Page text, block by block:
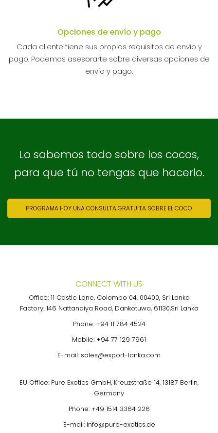
Opciones de envío y pago
Cada cliente tiene sus propios requisitos de envío y
pago. Podemos asesorarte sobre diversas opciones de
envío y pago.
Lo sabemos todo sobre los cocos,
para que tú no tengas que hacerlo.
PROGRAMA HOY UNA CONSULTA GRATUITA SOBRE EL COCO
CONNECT WITH US
Office: 11 Castle Lane, Colombo 04, 00400, Sri Lanka
Factory: 146 Nattandiya Road, Dankotuwa, 61130,Sri Lanka
Phone: +94 11 784 4524
Mobile: +94 77 129 7961
E-mail: sales@export-lanka.com
EU Office: Pure Exotics GmbH, Kreuzstraße 14, 13187 Berlin,
Germany
Phone: +49 1514 3364 226
E-mail: info@pure-exotics.de